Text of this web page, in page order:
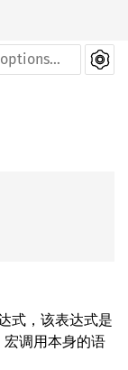
式，该表达式是
调用本身的语